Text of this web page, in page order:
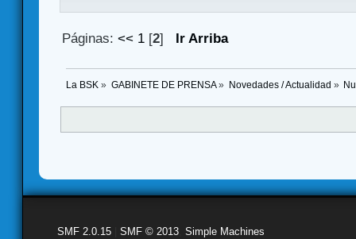
Páginas:<< 1 [2] Ir Arriba
La BSK » GABINETE DE PRENSA» Novedades / Actualidad »
SMF 2.0.15 SMF © 2013 Simple Machines